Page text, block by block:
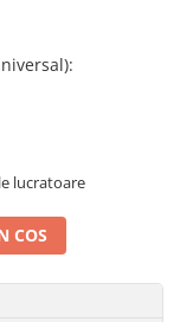
:
lucratoare
COS